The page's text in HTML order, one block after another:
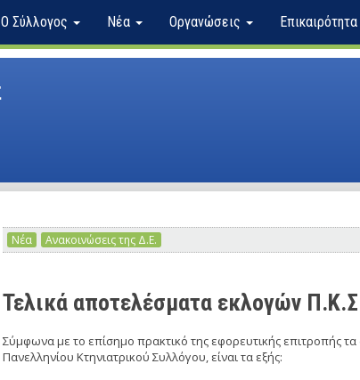
Ο Σύλλογος Νέα Οργανώσεις Επικαιρότητα
Νέα Ανακοινώσεις της Δ.Ε.
Τελικά αποτελέσματα εκλογών
Σύμφωνα με το επίσημο πρακτικό της εφορευτικής επιτροπής
Πανελληνίου Κτηνιατρικού Συλλόγου, είναι τα εξής: